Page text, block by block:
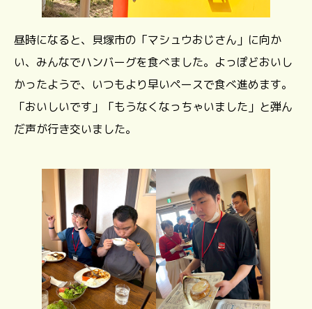
昼時になると、貝塚市の「マシュウおじさん」に向か
い、みんなでハンバーグを食べました。よっぽどおいし
かったようで、いつもより早いペースで食べ進めます。
「おいしいです」「もうなくなっちゃいました」と弾ん
だ声が行き交いました。